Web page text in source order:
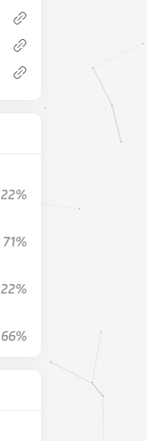
22%
71%
22%
66%